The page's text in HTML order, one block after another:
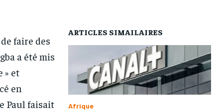
CULTURE
DIVERS
ECONOMIE
MONDE
CULTURE
DIVERS
ECONOMIE
MONDE
CULTURE
DIVERS
ECONOMIE
MONDE
CULTURE
DIVERS
ECONOMIE
MONDE
faire des
a été mis
» et
en
Paul faisait
ARTICLES SIMAILAIRES
Afrique